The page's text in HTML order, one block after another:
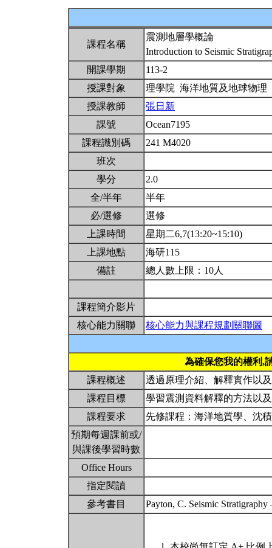
課程名稱
震測地層學概論
Introduction to Seismic
開課學期
113-2
授課對象
理學院 海洋地質及地球物理
授課教師
張日新
課號
Ocean7195
課程識別碼
241 M4020
班次
學分
2.0
全/半年
半年
必/選修
選修
上課時間
星期二6,7(13:20~15:10)
上課地點
海研115
備註
總人數上限：10人
課程簡介影片
核心能力關聯
核心能力與課程規劃關聯圖
為確保您我的權利,
課程概述
透過原理介紹、解釋實作以
課程目標
學習震測資料解釋的方法以
課程要求
先修課程：海洋地質學、沈
預期每週課前或/
與課後學習時數
Office Hours
指定閱讀
參考書目
Payton, C. Seismic